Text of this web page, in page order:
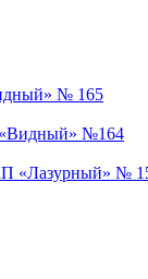
№ 165
№164
«Лазурный» №